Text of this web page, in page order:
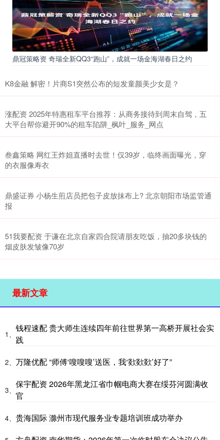
鼎冠策略资 奇瑞全新QQ3“跑山”，成就一场金海湖春日之约
K8金融 解密！片商S1突然公布的短发童颜美少女是？
涨配资 2025年特惠租车平台推荐：从商务接待到周末自驾，五
大平台帮你避开90%的租车陷阱_枫叶_服务_网点
叁鑫策略 网红王炸姐直播时去世！仅39岁，临终画面曝光，穿
的衣服像寿衣
鼎盛证券 小杨生煎店员把包子皮放抹布上? 北京朝阳市场监管通
报
51我要配资 于谦在北京自家四合院请朋友吃饭，抽20多块钱的
烟皮肤发皱像70岁
最新文章
1、
钱程速配 贵大师生连续四年前往世界第一高桥开展社会实
践
2、 万隆优配 “师傅‘嗖嗖嗖’送医，我‘欻欻欻’好了”
3、
保宇配资 2026年黑龙江省巾帼电商大赛在绥芬河圆满收
官
4、 贵海国际 滁州市现代服务业专题培训班成功举办